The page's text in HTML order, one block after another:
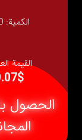
الكمية:
القيمة
الحصول